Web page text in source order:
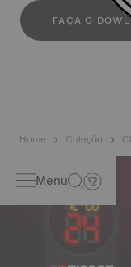
FAÇA O
Home Coleção
Menu